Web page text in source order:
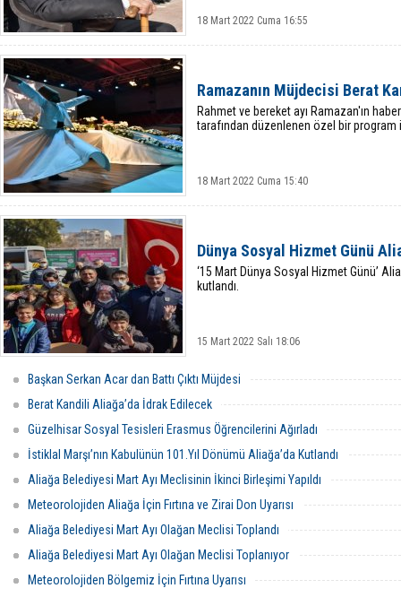
18 Mart 2022 Cuma 16:55
Ramazanın Müjdecisi Berat
Rahmet ve bereket ayı Ramazan'ın
tarafından düzenlenen özel bir program
18 Mart 2022 Cuma 15:40
Dünya Sosyal Hizmet Günü
‘15 Mart Dünya Sosyal Hizmet Günü’
kutlandı.
15 Mart 2022 Salı 18:06
Başkan Serkan Acar dan Battı Çıktı Müjdesi
Berat Kandili Aliağa’da İdrak Edilecek
Güzelhisar Sosyal Tesisleri Erasmus Öğrencilerini Ağırladı
İstiklal Marşı’nın Kabulünün 101.Yıl Dönümü Aliağa’da Kutlandı
Aliağa Belediyesi Mart Ayı Meclisinin İkinci Birleşimi Yapıldı
Meteorolojiden Aliağa İçin Fırtına ve Zirai Don Uyarısı
Aliağa Belediyesi Mart Ayı Olağan Meclisi Toplandı
Aliağa Belediyesi Mart Ayı Olağan Meclisi Toplanıyor
Meteorolojiden Bölgemiz İçin Fırtına Uyarısı